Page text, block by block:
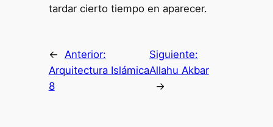
tardar cierto tiempo en aparecer.
←
Anterior:
Arquitectura Islámica
8
Siguiente:
Allahu Akbar
→